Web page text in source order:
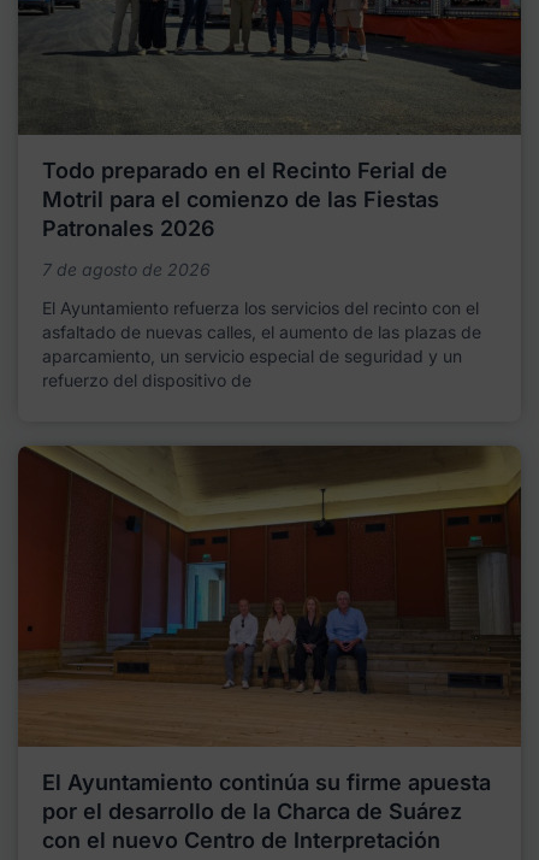
Todo preparado en el Recinto Ferial de
Motril para el comienzo de las Fiestas
Patronales 2026
7 de agosto de 2026
El Ayuntamiento refuerza los servicios del recinto con el
asfaltado de nuevas calles, el aumento de las plazas de
aparcamiento, un servicio especial de seguridad y un
refuerzo del dispositivo de
El Ayuntamiento continúa su firme apuesta
por el desarrollo de la Charca de Suárez
con el nuevo Centro de Interpretación